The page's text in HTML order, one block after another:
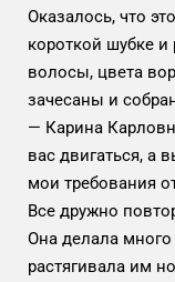
Оказалось, что
короткой шубке и
волосы, цвета
зачесаны и
— Карина
вас двигаться, а
мои требования
Все дружно
Она делала
растягивала им